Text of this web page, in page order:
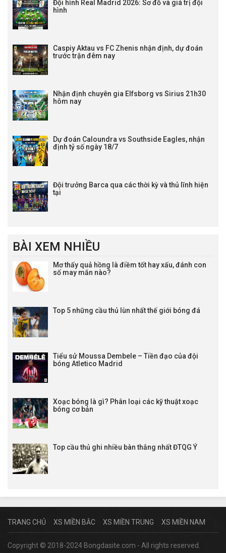
Đội hình Real Madrid 2026: Sơ đồ và giá trị đội
hình
Caspiy Aktau vs FC Zhenis nhận định, dự đoán
trước trận đêm nay
Nhận định chuyên gia Elfsborg vs Sirius 21h30
hôm nay
Dự đoán Caloundra vs Southside Eagles, nhận
định tỷ số ngày 18/7
Đội trưởng Barca qua các thời kỳ và thủ lĩnh hiện
tại
BÀI XEM NHIỀU
Mơ thấy quả hồng là điềm tốt hay xấu, đánh con
số may mắn nào?
Top 5 những cầu thủ lùn nhất thế giới bóng đá
Tiểu sử Moussa Dembele – Tiền đạo của đội
bóng Atletico Madrid
Xoạc bóng là gì? Phân loại các kỹ thuật xoạc
bóng cơ bản
Top cầu thủ ghi nhiều bàn thắng nhất ĐTQG Ý
TRANG CHỦ XS MIỀN BẮC XS MIỀN TRUNG XS MIỀN NAM
Copyright © 2018-2024 Bongdasite.com - All rights reserved.